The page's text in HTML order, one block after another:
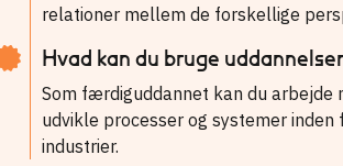
relationer mellem de forskellige
Hvad kan du bruge
Som færdiguddannet kan du arbejde
udvikle processer og systemer inden
industrier.